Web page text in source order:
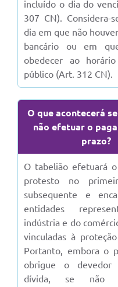
PROCON SR
Qualifica São Roque
Sala do Empreendedor -
SEBRAE Aqui
Secretaria de Saúde
SIC
2ª Via de Tributos
FAQ - Perguntas frequentes
Contato
incluído o dia do
307 CN). Considera-
dia em que não
bancário ou em
obedecer ao
público (Art. 312 CN).
O que acontecerá
não efetuar o
prazo?
O tabelião efetuará
protesto no
subsequente e
entidades
indústria e do
vinculadas à
Portanto, embora o
obrigue o
dívida, se não